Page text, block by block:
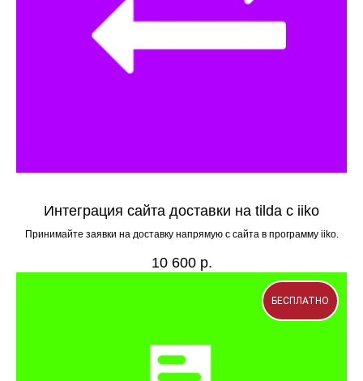
Интеграция сайта доставки на tilda с iiko
Принимайте заявки на доставку напрямую с сайта в программу iiko.
10 600 р.
БЕСПЛАТНО